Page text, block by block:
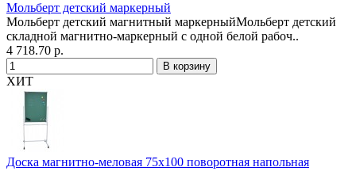
Мольберт детский маркерный
Мольберт детский магнитный маркерныйМольберт детский
складной магнитно-маркерный с одной белой рабоч..
4 718.70 р.
ХИТ
Доска магнитно-меловая 75х100 поворотная напольная